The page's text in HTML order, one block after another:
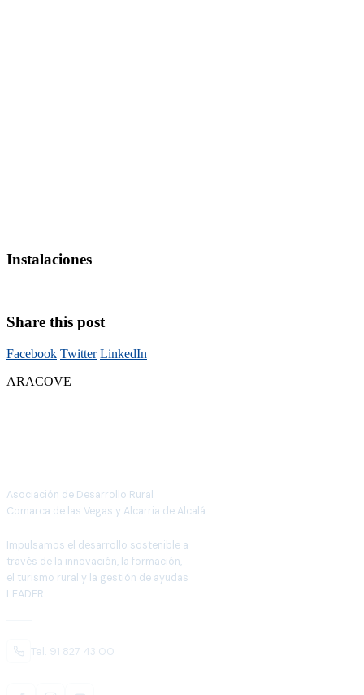
Instalaciones
Share this post
Facebook Twitter LinkedIn
ARACOVE
Asociación de Desarrollo Rural
Comarca de las Vegas y Alcarria de Alcalá
Impulsamos el desarrollo sostenible a
través de la innovación, la formación,
el turismo rural y la gestión de ayudas
LEADER.
Tel. 91 827 43 00